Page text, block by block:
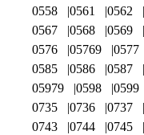
0558
0561 0562
0567
0568 0569
0576
05769 0577
0585
0586 0587
05979
0598 0599
0735
0736 0737
0743
0744 0745